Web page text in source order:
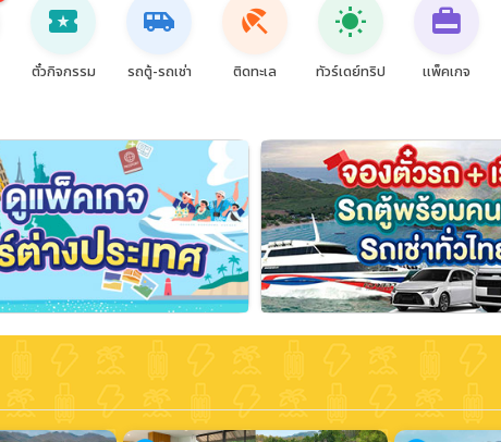
local_activity
ตั๋วกิจกรรม
airport_shuttle
รถตู้-รถเช่า
beach_access
ติดทะเล
wb_sunny
ทัวร์เดย์ทริป
card_travel
แพ็คเกจ